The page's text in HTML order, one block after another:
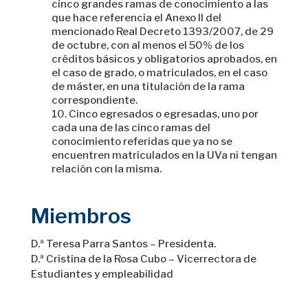
cinco grandes ramas de conocimiento a las
que hace referencia el Anexo II del
mencionado Real Decreto 1393/2007, de 29
de octubre, con al menos el 50% de los
créditos básicos y obligatorios aprobados, en
el caso de grado, o matriculados, en el caso
de máster, en una titulación de la rama
correspondiente.
Cinco egresados o egresadas, uno por
cada una de las cinco ramas del
conocimiento referidas que ya no se
encuentren matriculados en la UVa ni tengan
relación con la misma.
Miembros
D.ª Teresa Parra Santos – Presidenta.
D.ª Cristina de la Rosa Cubo – Vicerrectora de
Estudiantes y empleabilidad